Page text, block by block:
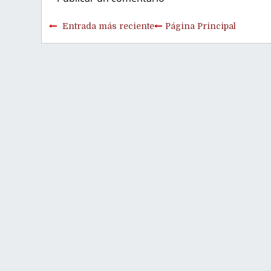
Entrada más reciente Página Principal